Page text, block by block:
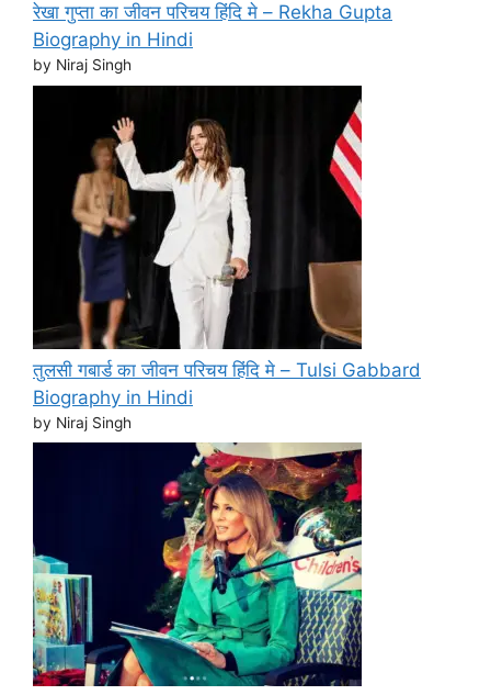
रेखा गुप्ता का जीवन परिचय हिंदि मे – Rekha Gupta
Biography in Hindi
by Niraj Singh
तुलसी गबार्ड का जीवन परिचय हिंदि मे – Tulsi Gabbard
Biography in Hindi
by Niraj Singh